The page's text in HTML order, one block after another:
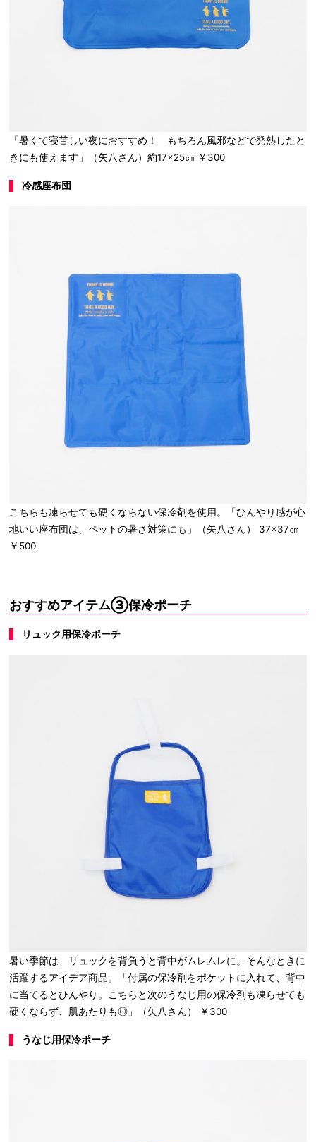
「暑くて寝苦しい夜におすすめ！ もちろん風邪などで発熱したと
きにも使えます」（矢八さん）約17×25㎝ ￥300
冷感座布団
こちらも凍らせても硬くならない保冷剤を使用。「ひんやり感が心
地いい座布団は、ペットの暑さ対策にも」（矢八さん） 37×37㎝
￥500
おすすめアイテム③保冷ポーチ
リュック用保冷ポーチ
暑い季節は、リュックを背負うと背中がムレムレに。そんなときに
活躍するアイデア商品。「付属の保冷剤をポケットに入れて、背中
に当てるとひんやり。こちらと次のうなじ用の保冷剤も凍らせても
硬くならず、肌あたりも◎」（矢八さん） ￥300
うなじ用保冷ポーチ